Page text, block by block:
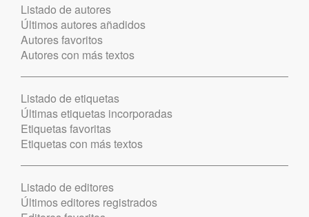
Listado de autores
Últimos autores añadidos
Autores favoritos
Autores con más textos
Listado de etiquetas
Últimas etiquetas incorporadas
Etiquetas favoritas
Etiquetas con más textos
Listado de editores
Últimos editores registrados